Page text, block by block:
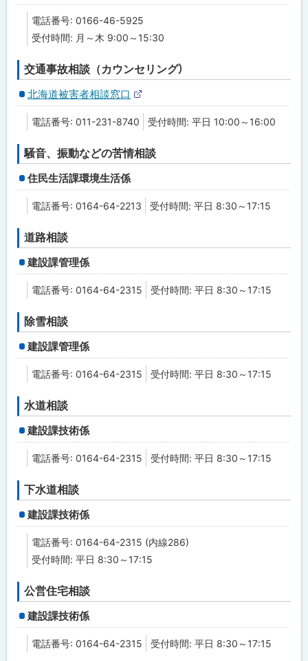
電話番号: 0166-46-5925
受付時間: 月～木 9:00～15:30
交通事故相談（カウンセリング）
北海道被害者相談窓口
外
部
サ
ト
電話番号: 011-231-8740 受付時間: 平日 10:00～16:00
騒音、振動などの苦情相談
住民生活課環境生活係
電話番号: 0164-64-2213 受付時間: 平日 8:30～17:15
道路相談
建設課管理係
電話番号: 0164-64-2315 受付時間: 平日 8:30～17:15
除雪相談
建設課管理係
電話番号: 0164-64-2315 受付時間: 平日 8:30～17:15
水道相談
建設課技術係
電話番号: 0164-64-2315 受付時間: 平日 8:30～17:15
下水道相談
建設課技術係
電話番号: 0164-64-2315 (内線286)
受付時間: 平日 8:30～17:15
公営住宅相談
建設課技術係
電話番号: 0164-64-2315 受付時間: 平日 8:30～17:15